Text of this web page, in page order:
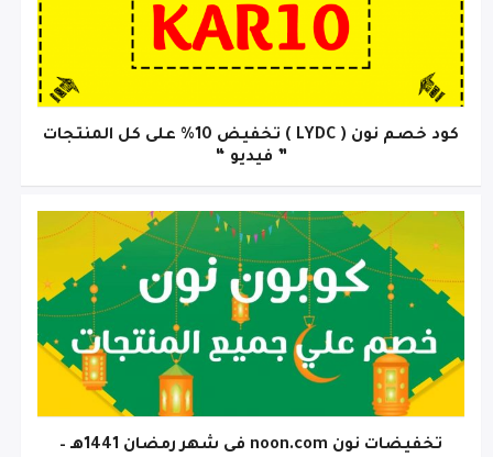
كود خصم نون ( LYDC ) تخفيض 10% على كل المنتجات
” فيديو “
تخفيضات نون noon.com فى شهر رمضان 1441هـ –